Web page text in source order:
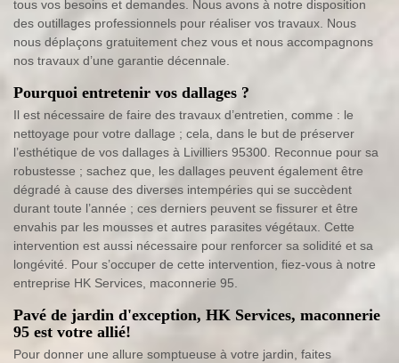
tous vos besoins et demandes. Nous avons à notre disposition
des outillages professionnels pour réaliser vos travaux. Nous
nous déplaçons gratuitement chez vous et nous accompagnons
nos travaux d’une garantie décennale.
Pourquoi entretenir vos dallages ?
Il est nécessaire de faire des travaux d’entretien, comme : le
nettoyage pour votre dallage ; cela, dans le but de préserver
l’esthétique de vos dallages à Livilliers 95300. Reconnue pour sa
robustesse ; sachez que, les dallages peuvent également être
dégradé à cause des diverses intempéries qui se succèdent
durant toute l’année ; ces derniers peuvent se fissurer et être
envahis par les mousses et autres parasites végétaux. Cette
intervention est aussi nécessaire pour renforcer sa solidité et sa
longévité. Pour s’occuper de cette intervention, fiez-vous à notre
entreprise HK Services, maconnerie 95.
Pavé de jardin d'exception, HK Services, maconnerie
95 est votre allié!
Pour donner une allure somptueuse à votre jardin, faites